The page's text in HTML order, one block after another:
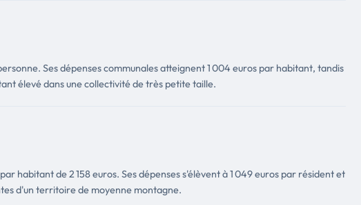
Ses dépenses communales atteignent 1 004 euros par habitant, tandis
élevé dans une collectivité de très petite taille.
habitant de 2 158 euros. Ses dépenses s'élèvent à 1 049 euros par résident et
d'un territoire de moyenne montagne.